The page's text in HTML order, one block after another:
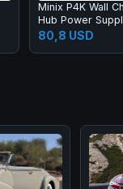
Minix P4K Wall
Hub Power
Adapter, 2*USB
4K@30Hz UHD
80,8 USD